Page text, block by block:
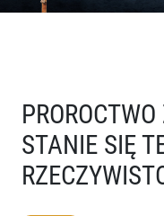
STANIE SIĘ